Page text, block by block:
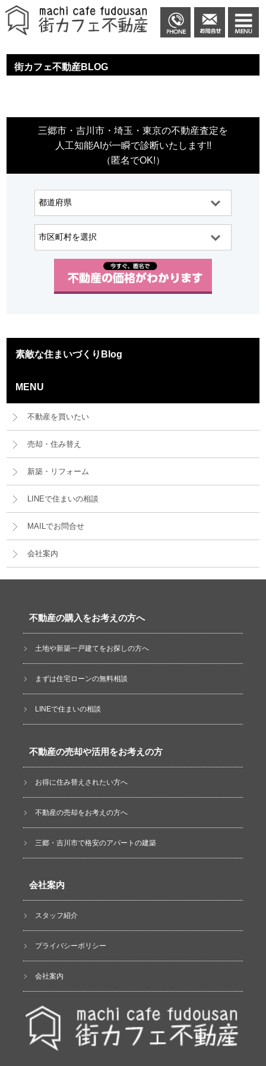
街カフェ不動産BLOG
三郷市・吉川市・埼玉・東京の不動産査定を
人工知能AIが一瞬で診断いたします!!
（匿名でOK!）
素敵な住まいづくりBlog
MENU
不動産を買いたい
売却・住み替え
新築・リフォーム
LINEで住まいの相談
MAILでお問合せ
会社案内
不動産の購入をお考えの方へ
土地や新築一戸建てをお探しの方へ
まずは住宅ローンの無料相談
LINEで住まいの相談
不動産の売却や活用をお考えの方
お得に住み替えされたい方へ
不動産の売却をお考えの方へ
三郷・吉川市で格安のアパートの建築
会社案内
スタッフ紹介
プライバシーポリシー
会社案内